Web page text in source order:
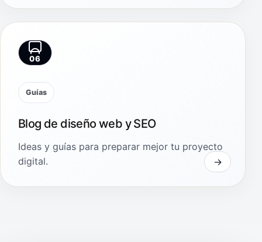
06
Guías
Blog de diseño web y SEO
Ideas y guías para preparar mejor tu proyecto
digital.